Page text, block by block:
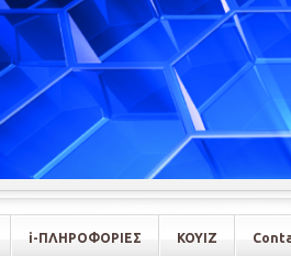
i-ΠΛΗΡΟΦΟΡΙΕΣ ΚΟΥΙΖ